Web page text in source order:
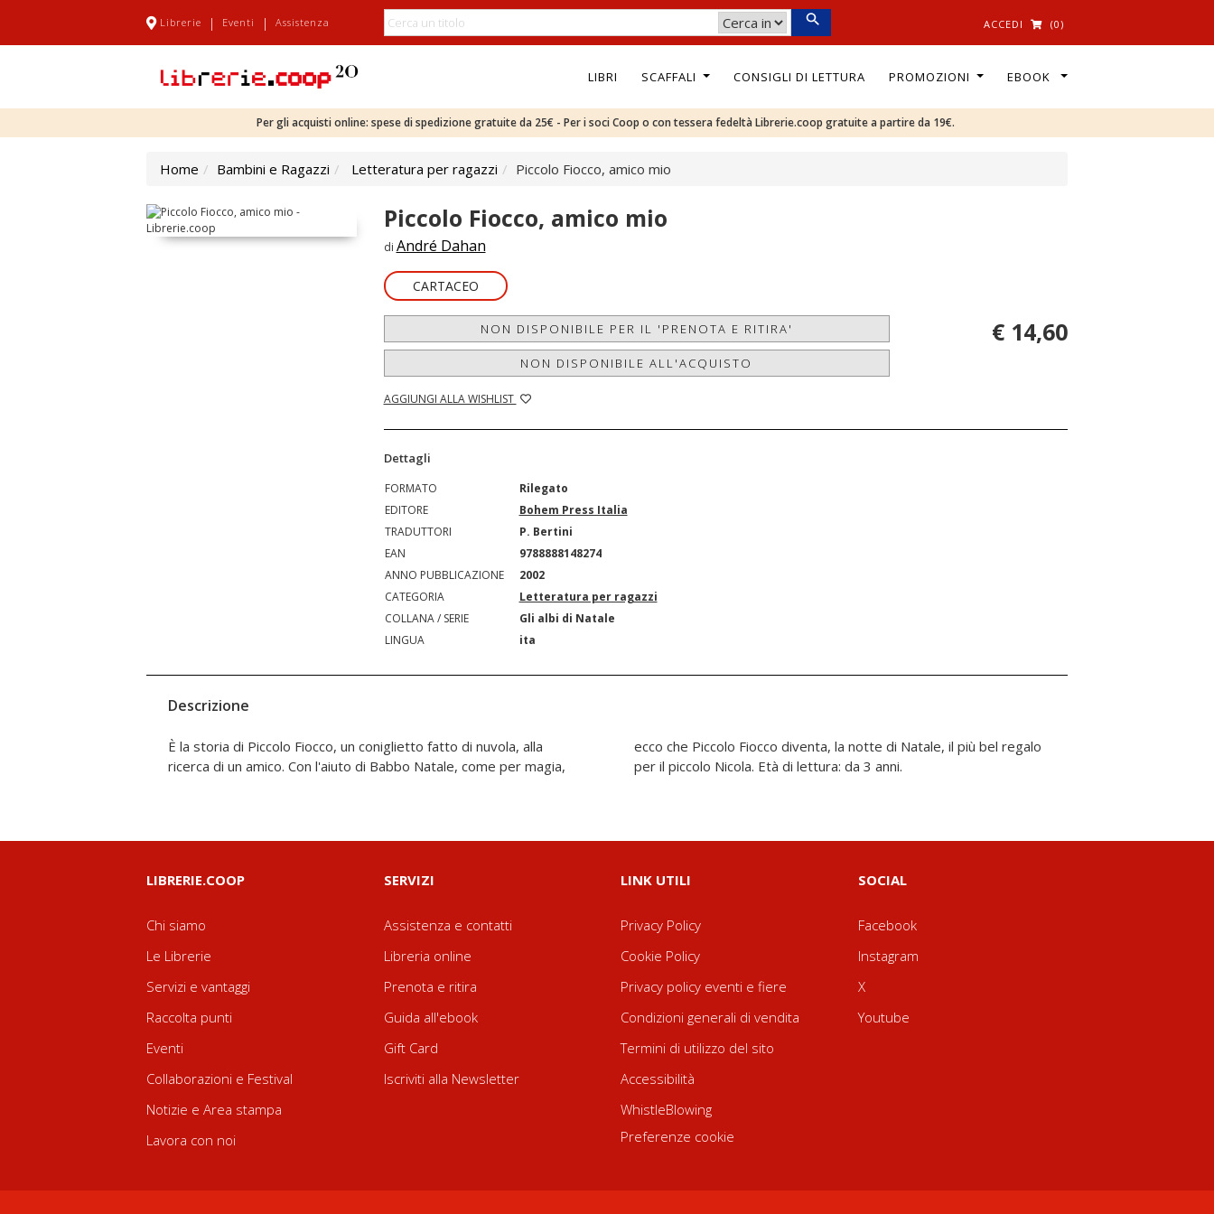
Librerie | Eventi | Assistenza ACCEDI (0)
LIBRI SCAFFALI CONSIGLI DI LETTURA PROMOZIONI EBOOK
Per gli acquisti online: spese di spedizione gratuite da 25€ - Per i soci Coop o con tessera fedeltà Librerie.coop gratuite a partire da 19€.
Home Bambini e Ragazzi Letteratura per ragazzi Piccolo Fiocco, amico mio
Piccolo Fiocco, amico mio
di André Dahan
CARTACEO
NON DISPONIBILE PER IL 'PRENOTA E RITIRA'
NON DISPONIBILE ALL'ACQUISTO
AGGIUNGI ALLA WISHLIST
€ 14,60
Dettagli
FORMATO
Rilegato
EDITORE
Bohem Press Italia
TRADUTTORI
P. Bertini
EAN
9788888148274
ANNO PUBBLICAZIONE
2002
CATEGORIA
Letteratura per ragazzi
COLLANA / SERIE
Gli albi di Natale
LINGUA
ita
Descrizione
È la storia di Piccolo Fiocco, un coniglietto fatto di nuvola, alla
ricerca di un amico. Con l'aiuto di Babbo Natale, come per magia,
ecco che Piccolo Fiocco diventa, la notte di Natale, il più bel regalo
per il piccolo Nicola. Età di lettura: da 3 anni.
LIBRERIE.COOP
Chi siamo
Le Librerie
Servizi e vantaggi
Raccolta punti
Eventi
Collaborazioni e Festival
Notizie e Area stampa
Lavora con noi
SERVIZI
Assistenza e contatti
Libreria online
Prenota e ritira
Guida all'ebook
Gift Card
Iscriviti alla Newsletter
LINK UTILI
Privacy Policy
Cookie Policy
Privacy policy eventi e fiere
Condizioni generali di vendita
Termini di utilizzo del sito
Accessibilità
WhistleBlowing
Preferenze cookie
SOCIAL
Facebook
Instagram
X
Youtube